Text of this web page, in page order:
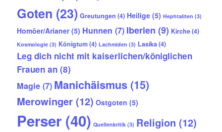
Goten (23) Greutungen (4) Heilige (5) Hephtaliten (3)
Homöer/Arianer(5) Hunnen (7) Iberien (9) Kirche(4)
Kosmologie (3) Königtum(4) Lachmiden (3) Lasika(4)
Leg dich nicht mit kaiserlichen/königlichen
Frauen an (8)
Magie (7) Manichäismus (15)
Merowinger (12) Ostgoten (5)
Perser (40) Quellenkritik (3) Religion (12)